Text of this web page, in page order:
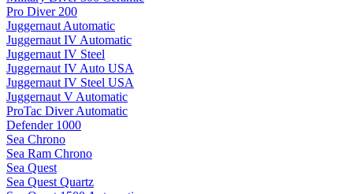
Pro Diver 200
Juggernaut Automatic
Juggernaut IV Automatic
Juggernaut IV Steel
Juggernaut IV Auto USA
Juggernaut IV Steel USA
Juggernaut V Automatic
ProTac Diver Automatic
Defender 1000
Sea Chrono
Sea Ram Chrono
Sea Quest
Sea Quest Quartz